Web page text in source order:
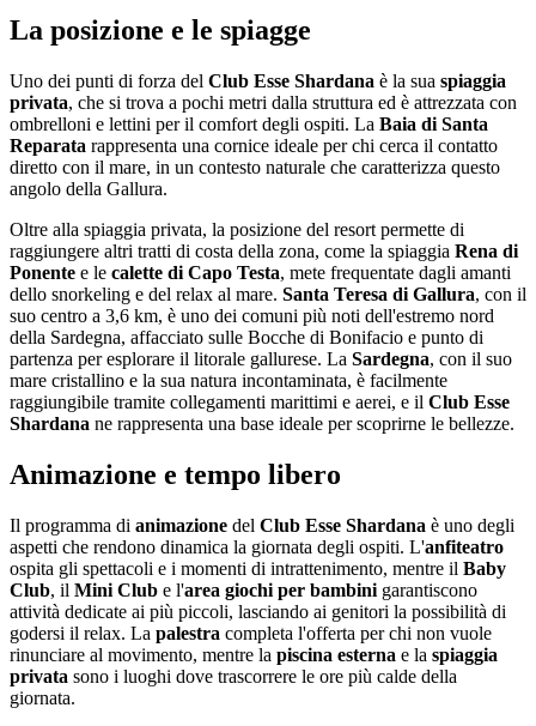
La posizione e le spiagge
Uno dei punti di forza del Club Esse Shardana è la sua spiaggia
privata, che si trova a pochi metri dalla struttura ed è attrezzata con
ombrelloni e lettini per il comfort degli ospiti. La Baia di Santa
Reparata rappresenta una cornice ideale per chi cerca il contatto
diretto con il mare, in un contesto naturale che caratterizza questo
angolo della Gallura.
Oltre alla spiaggia privata, la posizione del resort permette di
raggiungere altri tratti di costa della zona, come la spiaggia Rena di
Ponente e le calette di Capo Testa, mete frequentate dagli amanti
dello snorkeling e del relax al mare. Santa Teresa di Gallura, con il
suo centro a 3,6 km, è uno dei comuni più noti dell'estremo nord
della Sardegna, affacciato sulle Bocche di Bonifacio e punto di
partenza per esplorare il litorale gallurese. La Sardegna, con il suo
mare cristallino e la sua natura incontaminata, è facilmente
raggiungibile tramite collegamenti marittimi e aerei, e il Club Esse
Shardana ne rappresenta una base ideale per scoprirne le bellezze.
Animazione e tempo libero
Il programma di animazione del Club Esse Shardana è uno degli
aspetti che rendono dinamica la giornata degli ospiti. L'anfiteatro
ospita gli spettacoli e i momenti di intrattenimento, mentre il Baby
Club, il Mini Club e l'area giochi per bambini garantiscono
attività dedicate ai più piccoli, lasciando ai genitori la possibilità di
godersi il relax. La palestra completa l'offerta per chi non vuole
rinunciare al movimento, mentre la piscina esterna e la spiaggia
privata sono i luoghi dove trascorrere le ore più calde della
giornata.